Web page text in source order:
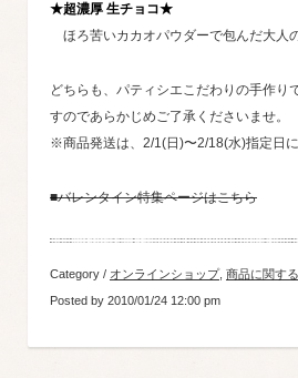
★超濃厚 生チョコ★
ほろ苦いカカオパウダーで包んだ大人
どちらも、パティシエこだわりの手作り
すのであらかじめご了承くださいませ。
※商品発送は、2/1(日)〜2/18(水)指定日に
■バレンタイン特集ページはこちら
Category / オンラインショップ, 商品に関す
Posted by 2010/01/24 12:00 pm